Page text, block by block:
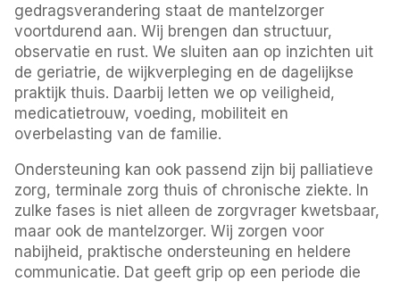
gedragsverandering staat de mantelzorger
voortdurend aan. Wij brengen dan structuur,
observatie en rust. We sluiten aan op inzichten uit
de geriatrie, de wijkverpleging en de dagelijkse
praktijk thuis. Daarbij letten we op veiligheid,
medicatietrouw, voeding, mobiliteit en
overbelasting van de familie.
Ondersteuning kan ook passend zijn bij palliatieve
zorg, terminale zorg thuis of chronische ziekte. In
zulke fases is niet alleen de zorgvrager kwetsbaar,
maar ook de mantelzorger. Wij zorgen voor
nabijheid, praktische ondersteuning en heldere
communicatie. Dat geeft grip op een periode die